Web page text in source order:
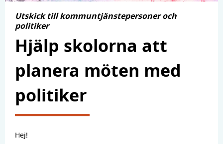
Utskick till kommuntjänstepersoner och
politiker
Hjälp skolorna att
planera möten med
politiker
Hej!